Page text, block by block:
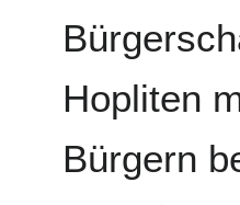
Hopliten
Bürgern